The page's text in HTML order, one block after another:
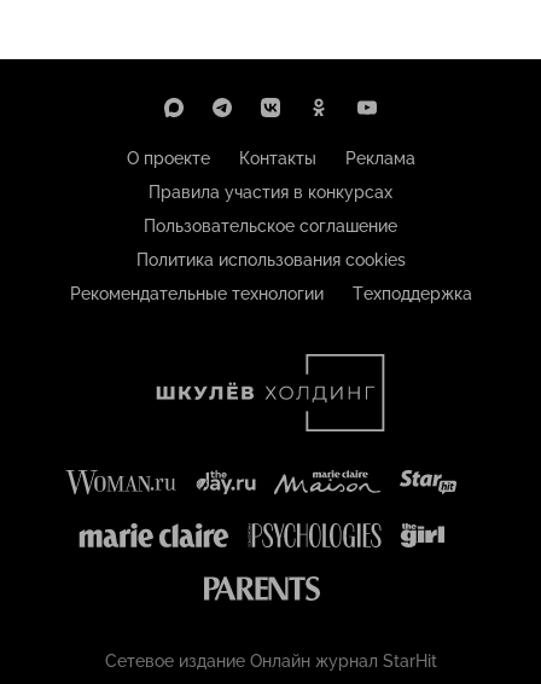
О проекте Контакты
Реклама
Правила участия в конкурсах
Пользовательское соглашение
Политика использования cookies
Рекомендательные технологии
Техподдержка
Сетевое издание Онлайн журнал StarHit